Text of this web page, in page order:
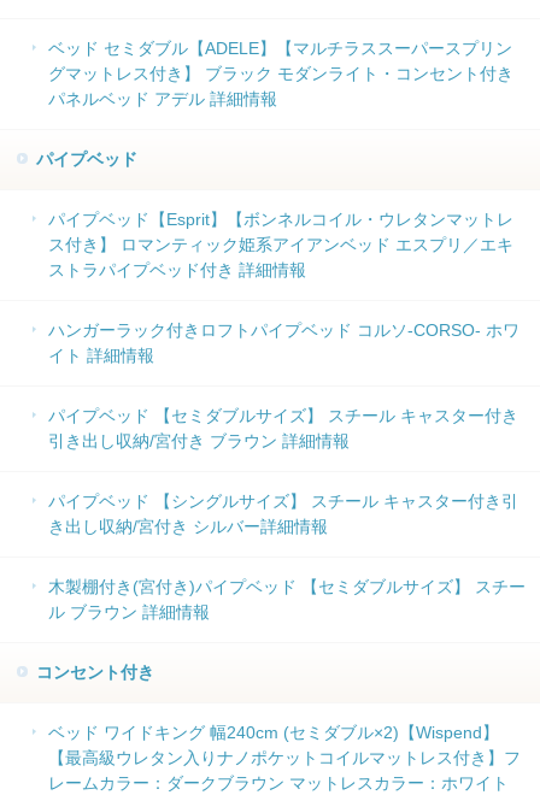
ベッド セミダブル【ADELE】【マルチラススーパースプリン
グマットレス付き】 ブラック モダンライト・コンセント付き
パネルベッド アデル 詳細情報
パイプベッド
パイプベッド【Esprit】【ボンネルコイル・ウレタンマットレ
ス付き】 ロマンティック姫系アイアンベッド エスプリ／エキ
ストラパイプベッド付き 詳細情報
ハンガーラック付きロフトパイプベッド コルソ-CORSO- ホワ
イト 詳細情報
パイプベッド 【セミダブルサイズ】 スチール キャスター付き
引き出し収納/宮付き ブラウン 詳細情報
パイプベッド 【シングルサイズ】 スチール キャスター付き引
き出し収納/宮付き シルバー詳細情報
木製棚付き(宮付き)パイプベッド 【セミダブルサイズ】 スチー
ル ブラウン 詳細情報
コンセント付き
ベッド ワイドキング 幅240cm (セミダブル×2)【Wispend】
【最高級ウレタン入りナノポケットコイルマットレス付き】フ
レームカラー：ダークブラウン マットレスカラー：ホワイト